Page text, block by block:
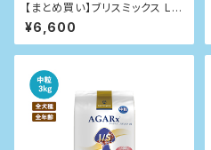
【まとめ買い】ブリスミックス LI
TE ウェイトコントロール(犬用)
1kg×2袋
¥6,600